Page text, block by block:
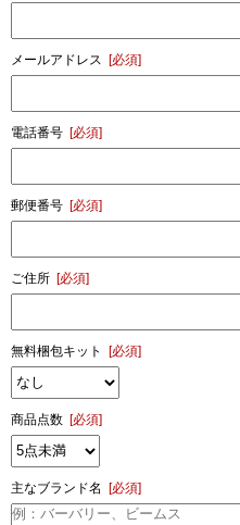
メールアドレス [必須]
電話番号 [必須]
郵便番号 [必須]
ご住所 [必須]
無料梱包キット [必須]
商品点数 [必須]
主なブランド名 [必須]